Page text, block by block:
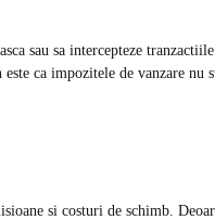
sau sa intercepteze
ca impozitele de vanzare nu
si costuri de schimb.